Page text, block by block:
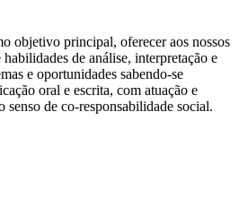
objetivo principal, oferecer aos nossos
de análise, interpretação e
e oportunidades sabendo-se
oral e escrita, com atuação e
senso de co-responsabilidade social.